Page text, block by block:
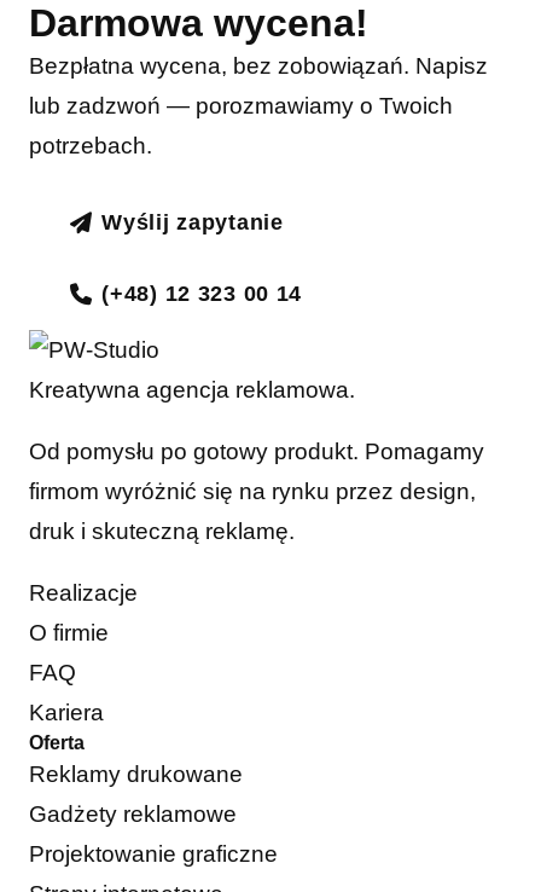
Darmowa wycena!
Bezpłatna wycena, bez zobowiązań. Napisz
lub zadzwoń — porozmawiamy o Twoich
potrzebach.
Wyślij zapytanie
(+48) 12 323 00 14
Kreatywna agencja reklamowa.
Od pomysłu po gotowy produkt. Pomagamy
firmom wyróżnić się na rynku przez design,
druk i skuteczną reklamę.
Realizacje
O firmie
FAQ
Kariera
Oferta
Reklamy drukowane
Gadżety reklamowe
Projektowanie graficzne